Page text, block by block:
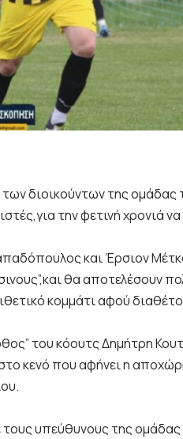
διοικούντων της ομάδας
την φετινή χρονιά
και Έρσιον
θα αποτελέσουν
κομμάτι αφού
του κόουτς Δημήτρη
κενό που αφήνει η
υπεύθυνους της